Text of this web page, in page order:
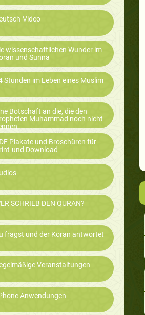
Video
wissenschaftlichen Wunder im
und Sunna
Stunden im Leben eines Muslim
Botschaft an die, die den
Muhammad noch nicht
Plakate und Broschüren für
und Download
SCHRIEB DEN QURAN?
fragst und der Koran antwortet
Veranstaltungen
Anwendungen